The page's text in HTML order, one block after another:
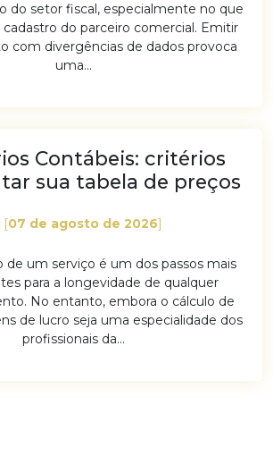
do setor fiscal, especialmente no que
do parceiro comercial. Emitir
com divergências de dados provoca
uma...
Contábeis: critérios
sua tabela de preços
[07 de agosto de 2026]
de um serviço é um dos passos mais
para a longevidade de qualquer
No entanto, embora o cálculo de
de lucro seja uma especialidade dos
profissionais da...